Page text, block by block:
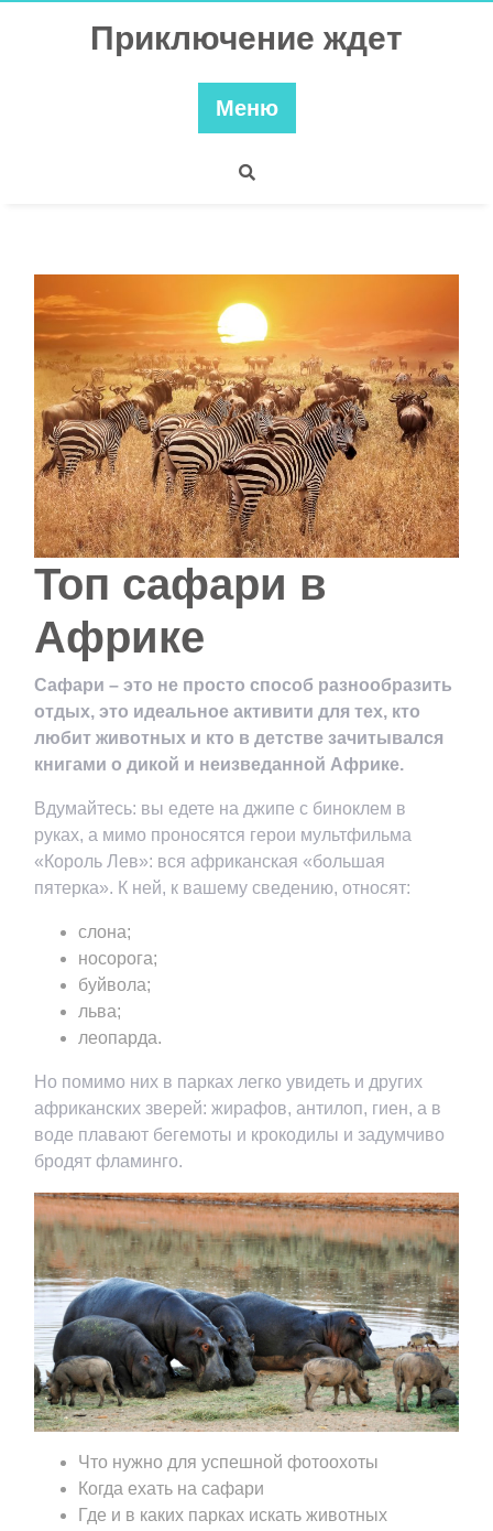
Приключение ждет
Меню
Топ сафари в
Африке
Сафари – это не просто способ разнообразить
отдых, это идеальное активити для тех, кто
любит животных и кто в детстве зачитывался
книгами о дикой и неизведанной Африке.
Вдумайтесь: вы едете на джипе с биноклем в
руках, а мимо проносятся герои мультфильма
«Король Лев»: вся африканская «большая
пятерка». К ней, к вашему сведению, относят:
слона;
носорога;
буйвола;
льва;
леопарда.
Но помимо них в парках легко увидеть и других
африканских зверей: жирафов, антилоп, гиен, а в
воде плавают бегемоты и крокодилы и задумчиво
бродят фламинго.
Что нужно для успешной фотоохоты
Когда ехать на сафари
Где и в каких парках искать животных